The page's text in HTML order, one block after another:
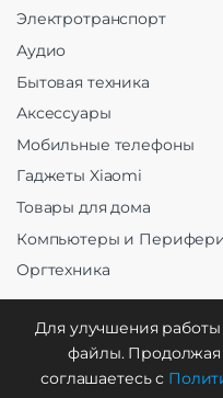
Электротранспорт
Аудио
Бытовая техника
Аксессуары
Мобильные телефоны
Гаджеты Xiaomi
Товары для дома
Компьютеры и
Оргтехника
Создание и
Для улучшения
файлы. Продолжая
соглашаетесь с